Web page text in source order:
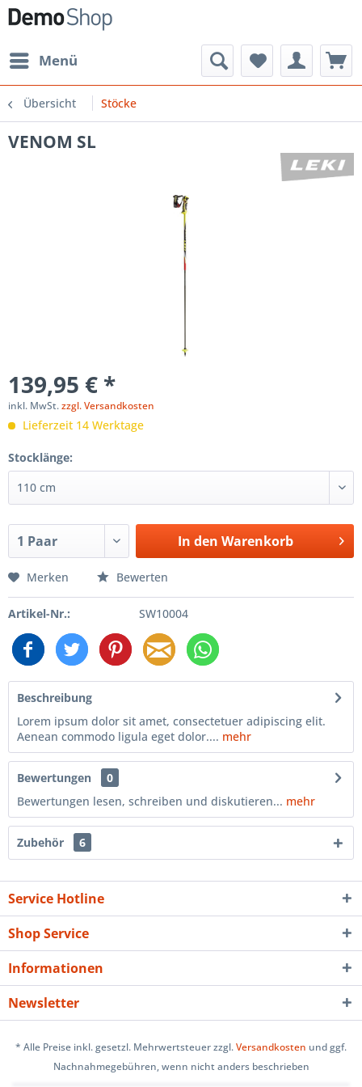
Menü
Übersicht Stöcke
VENOM SL
139,95 € *
inkl. MwSt.zzgl. Versandkosten
Lieferzeit 14 Werktage
Stocklänge:
In den Warenkorb
Merken Bewerten
Artikel-Nr.: SW10004
Beschreibung
Lorem ipsum dolor sit amet, consectetuer adipiscing elit.
Aenean commodo ligula eget dolor.... mehr
Bewertungen
0
Bewertungen lesen, schreiben und diskutieren... mehr
Zubehör 6
Service Hotline
Shop Service
Informationen
Newsletter
* Alle Preise inkl. gesetzl. Mehrwertsteuer zzgl.Versandkosten und ggf.
Nachnahmegebühren, wenn nicht anders beschrieben